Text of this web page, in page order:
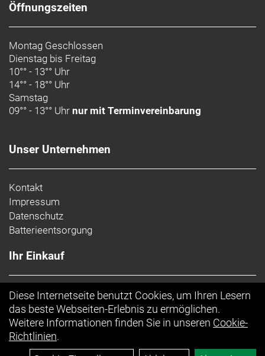
Öffnungszeiten
Montag Geschlossen
Dienstag bis Freitag
10°° - 13°° Uhr
14°° - 18°° Uhr
Samstag
09°° - 13°° Uhr nur mit Terminvereinbarung
Unser Unternehmen
Kontakt
Impressum
Datenschutz
Batterieentsorgung
Ihr Einkauf
AGB
Top Artikel
Diese Internetseite benutzt Cookies, um Ihren Lesern
das beste Webseiten-Erlebnis zu ermöglichen.
Weitere Informationen finden Sie in unseren Cookie-
Richtlinien.